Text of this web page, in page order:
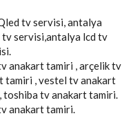
tv servisi, antalya
servisi,antalya lcd tv
anakart tamiri , arçelik tv
tamiri , vestel tv anakart
toshiba tv anakart tamiri.
anakart tamiri.